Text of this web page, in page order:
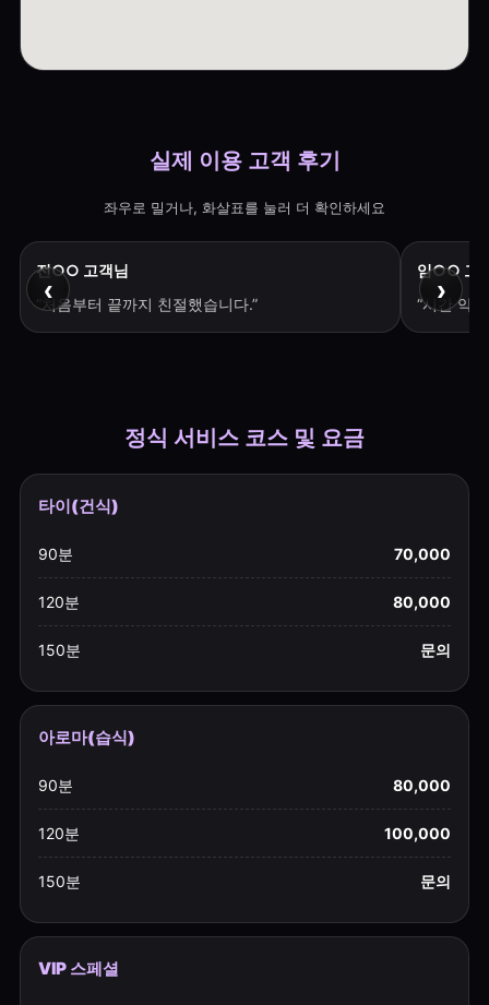
실제 이용 고객 후기
좌우로 밀거나, 화살표를 눌러 더 확인하세요
‹
전○○ 고객님
“처음부터 끝까지 친절했습니다.”
임○○ 고
“시간 약
›
정식 서비스 코스 및 요금
타이(건식)
90분 70,000
120분 80,000
150분 문의
아로마(습식)
90분 80,000
120분 100,000
150분 문의
VIP 스페셜